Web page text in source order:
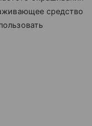
средство